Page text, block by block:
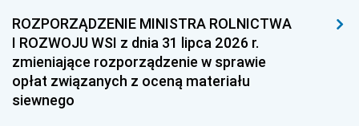
ROZPORZĄDZENIE MINISTRA ROLNICTWA
I ROZWOJU WSI z dnia 31 lipca 2026 r.
zmieniające rozporządzenie w sprawie
opłat związanych z oceną materiału
siewnego